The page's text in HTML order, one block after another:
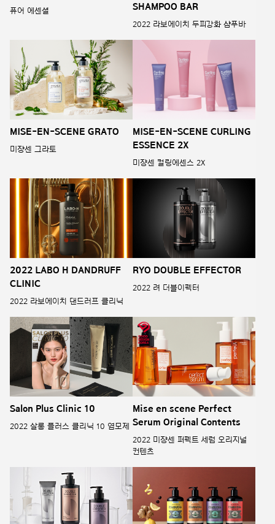
퓨어 에센셜
SHAMPOO BAR
2022 라보에이치 두피강화 샴푸바
MISE-EN-SCENE GRATO
미쟝센 그라토
MISE-EN-SCENE CURLING
ESSENCE 2X
미쟝센 컬링에센스 2X
2022 LABO H DANDRUFF
CLINIC
2022 라보에이치 댄드러프 클리닉
RYO DOUBLE EFFECTOR
2022 려 더블이펙터
Salon Plus Clinic 10
2022 살롱 플러스 클리닉 10 염모제
Mise en scene Perfect
Serum Original Contents
2022 미쟝센 퍼펙트 세럼 오리지널
컨텐츠